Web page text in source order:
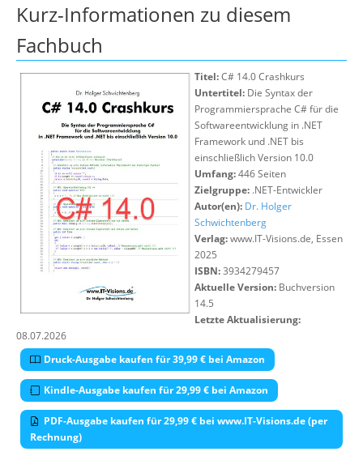
Kurz-Informationen zu diesem
Fachbuch
Titel:C# 14.0 Crashkurs
Untertitel: Die Syntax der
Programmiersprache C# für die
Softwareentwicklung in .NET
Framework und .NET bis
einschließlich Version 10.0
Umfang:446 Seiten
Zielgruppe: .NET-Entwickler
Autor(en): Dr. Holger
Schwichtenberg
Verlag:www.IT-Visions.de, Essen
2025
ISBN:3934279457
Aktuelle Version: Buchversion
14.5
Letzte Aktualisierung:
08.07.2026
Druck-Ausgabe kaufen für 39,99 € bei Amazon
Kindle-Ausgabe kaufen für 29,99 € bei Amazon
PDF-Ausgabe kaufen für 29,99 € bei www.IT-Visions.de (per
Rechnung)